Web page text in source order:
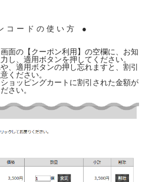
コ ー ド の 使 い 方 ●
面の【クーポン利用】の空欄に、お知
し、適用ボタンを押してください。
、適用ボタンの押し忘れますと、割引
ください。
ョッピングカートに割引された金額が
さい。